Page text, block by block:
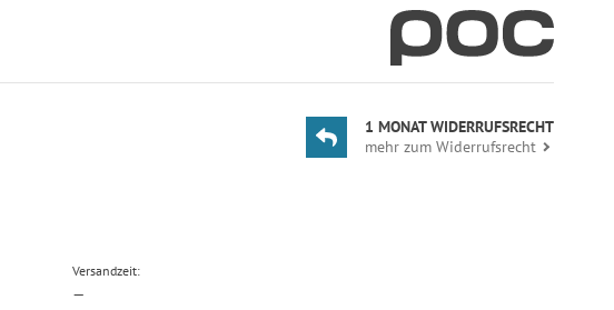
Versandzeit:
—
1 MONAT WIDERRUFSRECHT
mehr zum Widerrufsrecht